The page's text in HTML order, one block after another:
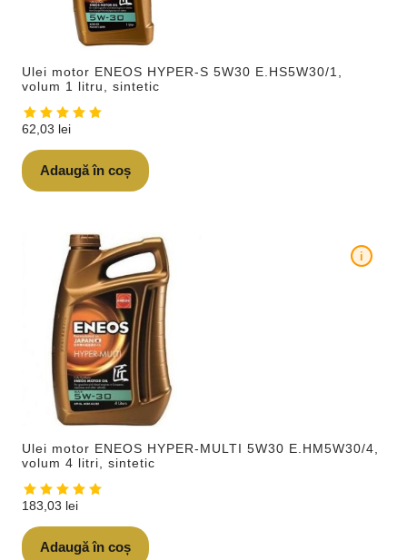
Ulei motor ENEOS HYPER-S 5W30 E.HS5W30/1,
volum 1 litru, sintetic
62,03 lei
Adaugă în coș
Ulei motor ENEOS HYPER-MULTI 5W30 E.HM5W30/4,
volum 4 litri, sintetic
i
183,03 lei
Adaugă în coș